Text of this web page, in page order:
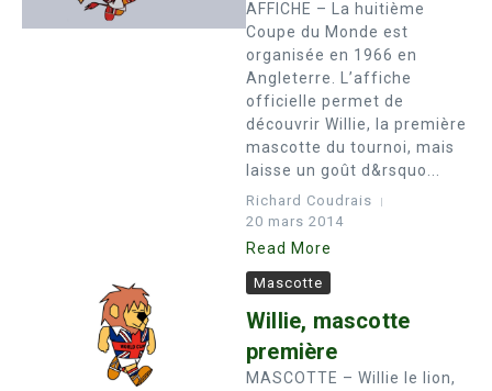
AFFICHE – La huitième
Coupe du Monde est
organisée en 1966 en
Angleterre. L’affiche
officielle permet de
découvrir Willie, la première
mascotte du tournoi, mais
laisse un goût d&rsquo...
Richard Coudrais
20 mars 2014
Read More
Mascotte
Willie, mascotte
première
MASCOTTE – Willie le lion,